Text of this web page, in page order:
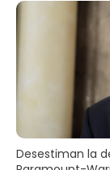
Desestiman la